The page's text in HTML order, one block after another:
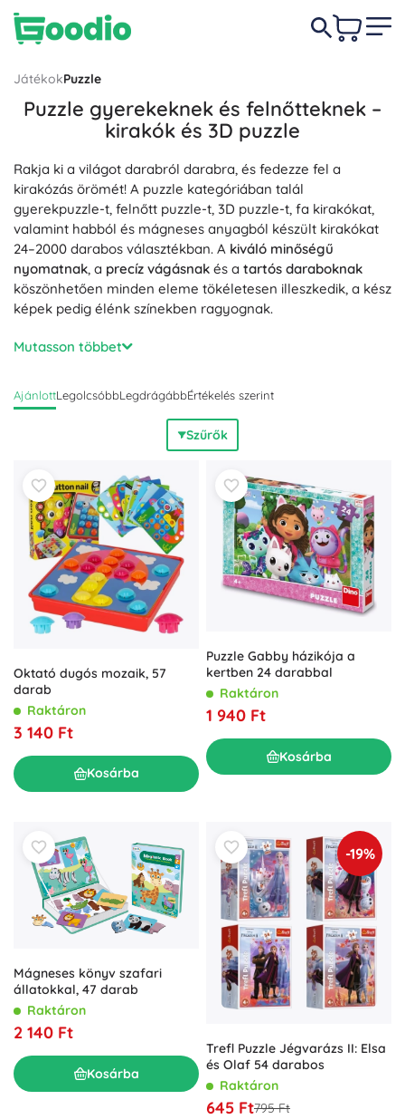
JátékokPuzzle
Puzzle gyerekeknek és felnőtteknek –
kirakók és 3D puzzle
Rakja ki a világot darabról darabra, és fedezze fel a
kirakózás örömét! A puzzle kategóriában talál
gyerekpuzzle-t, felnőtt puzzle-t, 3D puzzle-t, fa kirakókat,
valamint habból és mágneses anyagból készült kirakókat
24–2000 darabos választékban. A kiváló minőségű
nyomatnak, a precíz vágásnak és a tartós daraboknak
köszönhetően minden eleme tökéletesen illeszkedik, a kész
képek pedig élénk színekben ragyognak.
A puzzle több mint szórakozás: fejleszti a
logikus gondolkodást
oktató jellegű, betűket és számokat tartalmazó kirakókat;
családoknak és kezdőknek ideális a 100–500 darabos
puzzle, míg a kihívások kedvelőinek a 1000, 1500 és 2000
darabos, köztük panorámaképes sorozatok ajánlottak.
Népszerű motívumok: állatok, térképek, városok, természet
és filmes jelenetek. Akár munka utáni relaxációt keres,
akár közös hétvégi programot, a puzzlecsaládi
szórakozást,kreatív kikapcsolódástés kiállítható, szép
végeredményt nyújt. A 3D puzzle építőkészletek, egyedi
formájú fa kirakók, valamint a mini és mágneses utazó
puzzle-ök bővítik gyűjteményét. A darabokbiztonságos
anyagokraésártalmatlan festékekre
hangsúllyal készülnek, így az építés kellemes és hosszan
Mutasson többet
AjánlottLegolcsóbbLegdrágábbÉrtékelés szerint
Szűrők
Oktató dugós mozaik, 57
darab
Raktáron
3 140 Ft
Kosárba
Puzzle Gabby házikója a
kertben 24 darabbal
Raktáron
1 940 Ft
Kosárba
Mágneses könyv szafari
állatokkal, 47 darab
Raktáron
2 140 Ft
Kosárba
-19%
Trefl Puzzle Jégvarázs II: Elsa
és Olaf 54 darabos
Raktáron
645 Ft795 Ft